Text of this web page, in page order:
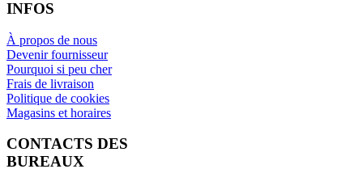
INFOS
À propos de nous
Devenir fournisseur
Pourquoi si peu cher
Frais de livraison
Politique de cookies
Magasins et horaires
CONTACTS DES
BUREAUX